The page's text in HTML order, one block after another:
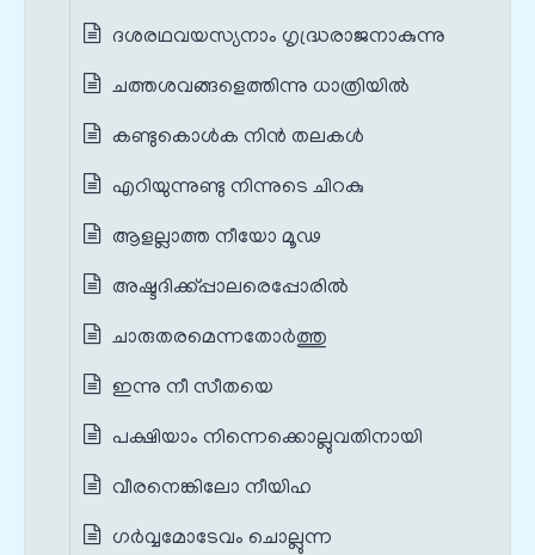
ദശരഥവയസ്യനാം ഗൃദ്ധ്രരാജനാകുന്നു
ചത്തശവങ്ങളെത്തിന്നു ധാത്രിയില്‍
കണ്ടുകൊൾക നിൻ തലകൾ
എറിയുന്നുണ്ടു നിന്നുടെ ചിറകു
ആളല്ലാത്ത നീയോ മൂഢ
അഷ്ടദിക്ക്പ്പാലരെപ്പോരിൽ
ചാരുതരമെന്നതോർത്തു
ഇന്നു നീ സീതയെ
പക്ഷിയാം നിന്നെക്കൊല്ലുവതിനായി
വീരനെങ്കിലോ നീയിഹ
ഗർവ്വമോടേവം ചൊല്ലുന്ന